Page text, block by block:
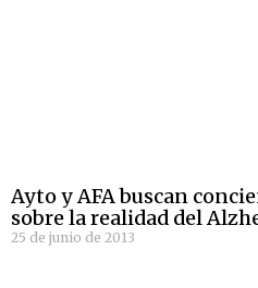
Ayto y AFA buscan
sobre la realidad del
25 de junio de 2013